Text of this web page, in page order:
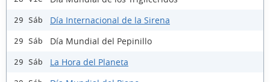
29 Sáb Día Internacional de la Sirena
29 Sáb Día Mundial del Pepinillo
29 Sáb La Hora del Planeta